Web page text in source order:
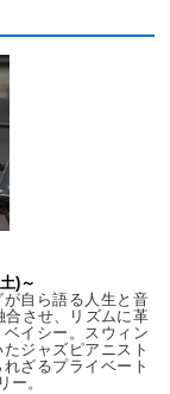
)～
自ら語る人生と音
させ、リズムに革
イシー。スウィン
ジャズピアニスト
ざるプライベート
ー。